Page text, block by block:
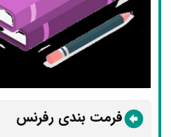
فرمت‌ بندی رفرنس